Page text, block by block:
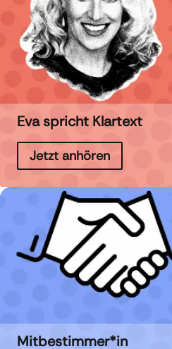
Eva spricht Klartext
Jetzt anhören
Mitbestimmer*in